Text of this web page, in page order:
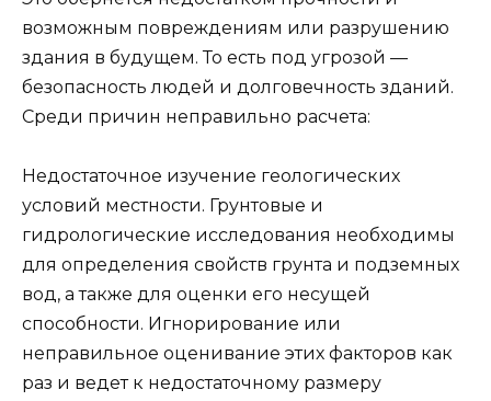
возможным повреждениям или разрушению
здания в будущем. То есть под угрозой —
безопасность людей и долговечность зданий.
Среди причин неправильно расчета:
Недостаточное изучение геологических
условий местности. Грунтовые и
гидрологические исследования необходимы
для определения свойств грунта и подземных
вод, а также для оценки его несущей
способности. Игнорирование или
неправильное оценивание этих факторов как
раз и ведет к недостаточному размеру